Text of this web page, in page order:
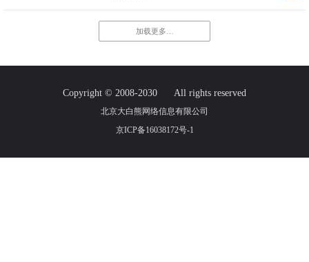
加载更多…
Copyright © 2008-2030 All rights reserved
北京大白熊网络信息有限公司
京ICP备16038172号-1